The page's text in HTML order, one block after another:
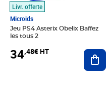
Livr. offerte
Microids
Jeu PS4 Asterix Obelix Baffez
les tous 2
34,48€ HT